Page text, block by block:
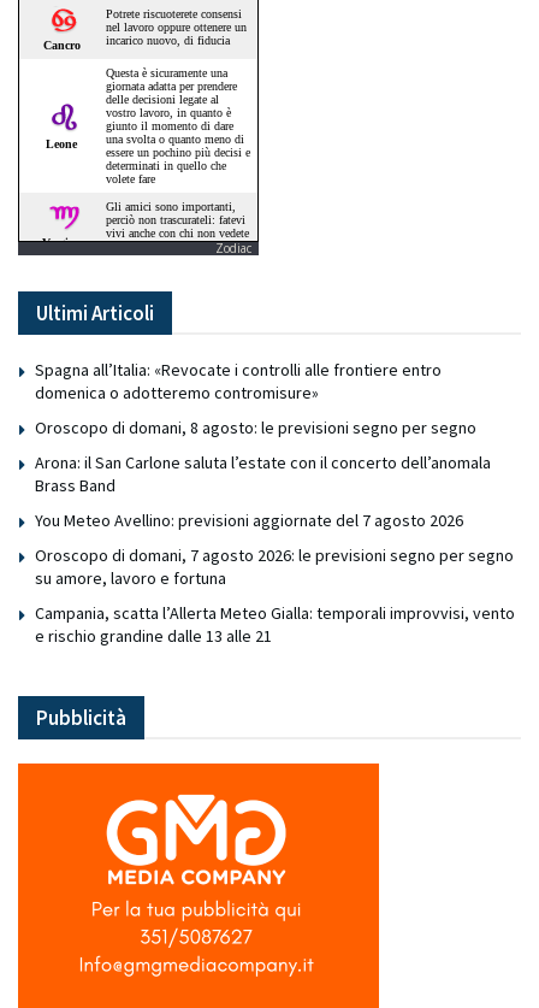
Zodiac
Ultimi Articoli
Spagna all’Italia: «Revocate i controlli alle frontiere entro
domenica o adotteremo contromisure»
Oroscopo di domani, 8 agosto: le previsioni segno per segno
Arona: il San Carlone saluta l’estate con il concerto dell’anomala
Brass Band
You Meteo Avellino: previsioni aggiornate del 7 agosto 2026
Oroscopo di domani, 7 agosto 2026: le previsioni segno per segno
su amore, lavoro e fortuna
Campania, scatta l’Allerta Meteo Gialla: temporali improvvisi, vento
e rischio grandine dalle 13 alle 21
Pubblicità